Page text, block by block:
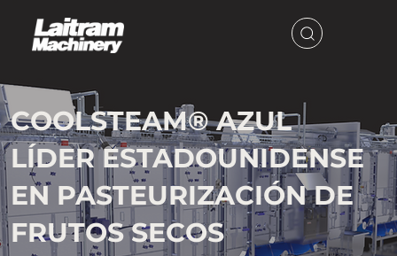
COOLSTEAM® AZUL
LÍDER ESTADOUNIDENSE
EN PASTEURIZACIÓN DE
FRUTOS SECOS